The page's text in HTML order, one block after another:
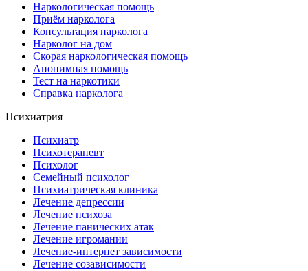
Наркологическая помощь
Приём нарколога
Консультация нарколога
Нарколог на дом
Скорая наркологическая помощь
Анонимная помощь
Тест на наркотики
Справка нарколога
Психиатрия
Психиатр
Психотерапевт
Психолог
Семейный психолог
Психиатрическая клиника
Лечение депрессии
Лечение психоза
Лечение панических атак
Лечение игромании
Лечение-интернет зависимости
Лечение созависимости